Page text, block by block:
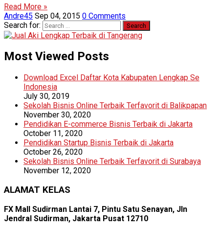
Read More »
Andre45 Sep 04, 2015 0 Comments
Search for:
Most Viewed Posts
Download Excel Daftar Kota Kabupaten Lengkap Se
Indonesia
July 30, 2019
Sekolah Bisnis Online Terbaik Terfavorit di Balikpapan
November 30, 2020
Pendidikan E-commerce Bisnis Terbaik di Jakarta
October 11, 2020
Pendidikan Startup Bisnis Terbaik di Jakarta
October 26, 2020
Sekolah Bisnis Online Terbaik Terfavorit di Surabaya
November 12, 2020
ALAMAT KELAS
FX Mall Sudirman Lantai 7, Pintu Satu Senayan, Jln
Jendral Sudirman, Jakarta Pusat 12710